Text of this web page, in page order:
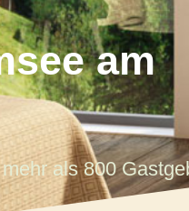
am
als 800